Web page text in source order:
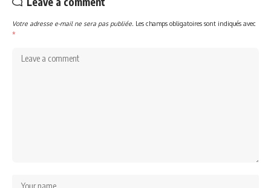
Votre adresse e-mail ne sera pas publiée. Les champs obligatoires sont indiqués avec
*